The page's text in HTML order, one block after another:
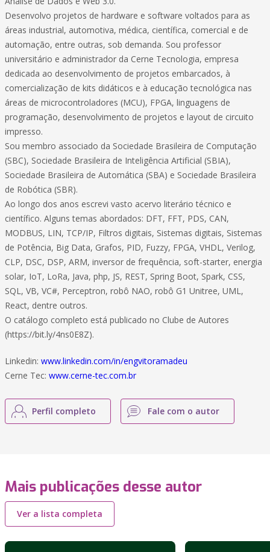
Desenvolvo projetos de hardware e software voltados para as
áreas industrial, automotiva, médica, científica, comercial e de
automação, entre outras, sob demanda. Sou professor
universitário e administrador da Cerne Tecnologia, empresa
dedicada ao desenvolvimento de projetos embarcados, à
comercialização de kits didáticos e à educação tecnológica nas
áreas de microcontroladores (MCU), FPGA, linguagens de
programação, desenvolvimento de projetos e layout de circuito
impresso.
Sou membro associado da Sociedade Brasileira de Computação
(SBC), Sociedade Brasileira de Inteligência Artificial (SBIA),
Sociedade Brasileira de Automática (SBA) e Sociedade Brasileira
de Robótica (SBR).
Ao longo dos anos escrevi vasto acervo literário técnico e
científico. Alguns temas abordados: DFT, FFT, PDS, CAN,
MODBUS, LIN, TCP/IP, Filtros digitais, Sistemas digitais, Sistemas
de Potência, Big Data, Grafos, PID, Fuzzy, FPGA, VHDL, Verilog,
CLP, DSC, DSP, ARM, inversor de frequência, soft-starter, energia
solar, IoT, LoRa, Java, php, JS, REST, Spring Boot, Spark, CSS,
SQL, VB, VC#, Perceptron, robô NAO, robô G1 Unitree, UML,
React, dentre outros.
O catálogo completo está publicado no Clube de Autores
(https://bit.ly/4ns0E8Z).
Linkedin: www.linkedin.com/in/engvitoramadeu
Cerne Tec: www.cerne-tec.com.br
Perfil completo Fale com o autor
Mais publicações desse autor
Ver a lista completa